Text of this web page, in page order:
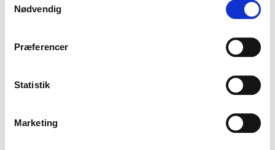
Nødvendig
Præferencer
Statistik
Marketing